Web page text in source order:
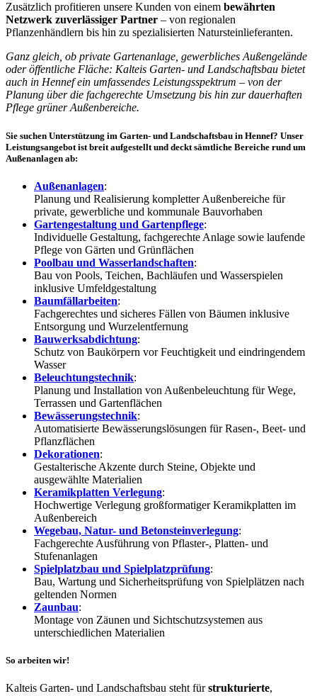
Zusätzlich profitieren unsere Kunden von einem bewährten
Netzwerk zuverlässiger Partner – von regionalen
Pflanzenhändlern bis hin zu spezialisierten Natursteinlieferanten.
Ganz gleich, ob private Gartenanlage, gewerbliches Außengelände
oder öffentliche Fläche: Kalteis Garten- und Landschaftsbau bietet
auch in Hennef ein umfassendes Leistungsspektrum – von der
Planung über die fachgerechte Umsetzung bis hin zur dauerhaften
Pflege grüner Außenbereiche.
Sie suchen Unterstützung im Garten- und Landschaftsbau in Hennef? Unser
Leistungsangebot ist breit aufgestellt und deckt sämtliche Bereiche rund um
Außenanlagen ab:
Außenanlagen:
Planung und Realisierung kompletter Außenbereiche für
private, gewerbliche und kommunale Bauvorhaben
Gartengestaltung und Gartenpflege:
Individuelle Gestaltung, fachgerechte Anlage sowie laufende
Pflege von Gärten und Grünflächen
Poolbau und Wasserlandschaften:
Bau von Pools, Teichen, Bachläufen und Wasserspielen
inklusive Umfeldgestaltung
Baumfällarbeiten:
Fachgerechtes und sicheres Fällen von Bäumen inklusive
Entsorgung und Wurzelentfernung
Bauwerksabdichtung:
Schutz von Baukörpern vor Feuchtigkeit und eindringendem
Wasser
Beleuchtungstechnik:
Planung und Installation von Außenbeleuchtung für Wege,
Terrassen und Gartenflächen
Bewässerungstechnik:
Automatisierte Bewässerungslösungen für Rasen-, Beet- und
Pflanzflächen
Dekorationen:
Gestalterische Akzente durch Steine, Objekte und
ausgewählte Materialien
Keramikplatten Verlegung:
Hochwertige Verlegung großformatiger Keramikplatten im
Außenbereich
Wegebau, Natur- und Betonsteinverlegung:
Fachgerechte Ausführung von Pflaster-, Platten- und
Stufenanlagen
Spielplatzbau und Spielplatzprüfung:
Bau, Wartung und Sicherheitsprüfung von Spielplätzen nach
geltenden Normen
Zaunbau:
Montage von Zäunen und Sichtschutzsystemen aus
unterschiedlichen Materialien
So arbeiten wir!
Kalteis Garten- und Landschaftsbau steht fürstrukturierte,